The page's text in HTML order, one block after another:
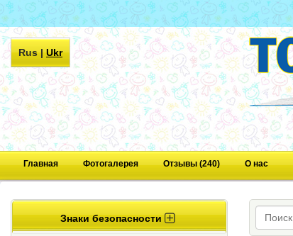
Rus|Ukr
Главная Фотогалерея Отзывы (240) О нас
Знаки безопасности